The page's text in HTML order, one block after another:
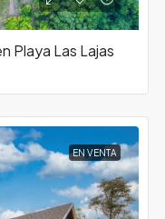
Playa Las Lajas
EN VENTA